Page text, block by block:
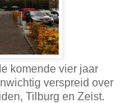
komende vier jaar
verspreid over
Tilburg en Zeist.